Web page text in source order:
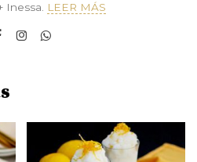
Inessa. LEER MÁS